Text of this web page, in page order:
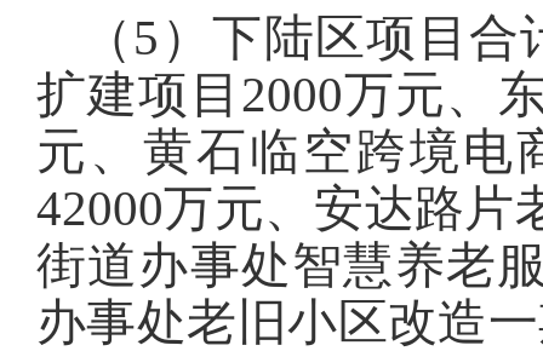
（5）下陆区项目
扩建项目2000万元、
元、黄石临空跨境电
42000万元、安达路片
街道办事处智慧养老
办事处老旧小区改造